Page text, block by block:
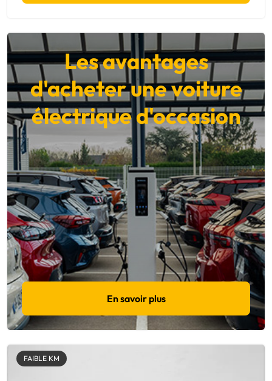
Les avantages
d'acheter une voiture
électrique d'occasion
En savoir plus
FAIBLE KM